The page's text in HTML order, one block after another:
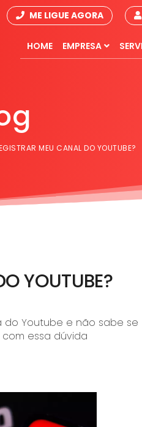
ME LIGUE AGORA
HOME EMPRESA
MEU CANAL DO YOUTUBE?
YOUTUBE?
Youtube e não sabe se
essa dúvida